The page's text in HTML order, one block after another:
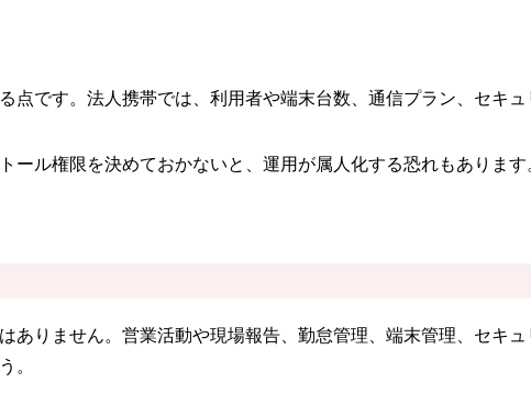
です。法人携帯では、利用者や端末台数、通信プラン、セキ
ール権限を決めておかないと、運用が属人化する恐れもありま
ありません。営業活動や現場報告、勤怠管理、端末管理、セキ
。